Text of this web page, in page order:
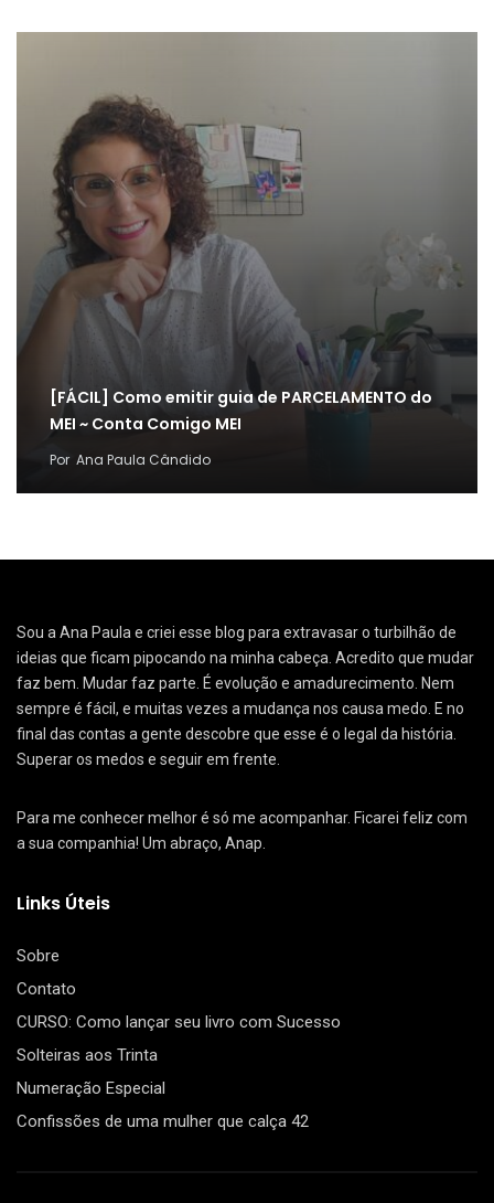
[FÁCIL] Como emitir guia de PARCELAMENTO do
MEI ~ Conta Comigo MEI
Por Ana Paula Cândido
Sou a Ana Paula e criei esse blog para extravasar o turbilhão de
ideias que ficam pipocando na minha cabeça. Acredito que mudar
faz bem. Mudar faz parte. É evolução e amadurecimento. Nem
sempre é fácil, e muitas vezes a mudança nos causa medo. E no
final das contas a gente descobre que esse é o legal da história.
Superar os medos e seguir em frente.
Para me conhecer melhor é só me acompanhar. Ficarei feliz com
a sua companhia! Um abraço, Anap.
Links Úteis
Sobre
Contato
CURSO: Como lançar seu livro com Sucesso
Solteiras aos Trinta
Numeração Especial
Confissões de uma mulher que calça 42